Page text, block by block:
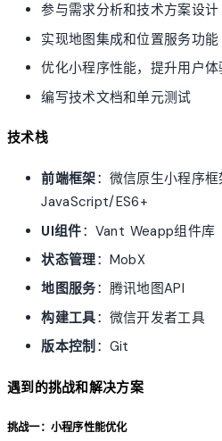
参与需求分析和技术方案设计
实现地图集成和位置服务功能
优化小程序性能，提升用户体
编写技术文档和单元测试
技术栈
前端框架：微信原生小程序框
JavaScript/ES6+
UI组件：Vant Weapp组件库
状态管理：MobX
地图服务：腾讯地图API
构建工具：微信开发者工具
版本控制 ：Git
遇到的挑战和解决方案
挑战一：小程序性能优化